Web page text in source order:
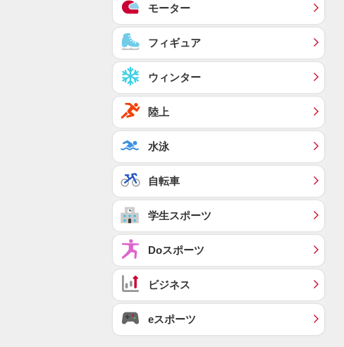
モーター
フィギュア
ウィンター
陸上
水泳
自転車
学生スポーツ
Doスポーツ
ビジネス
eスポーツ